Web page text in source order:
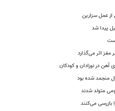
از عمل سزارین
پیدا شد
مغز اثر می‌گذارد
آهن در نوزادان و کودکان
متولد شدند